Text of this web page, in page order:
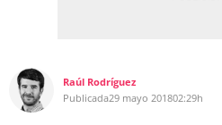
Raúl Rodríguez
Publicada29 mayo 201802:29h